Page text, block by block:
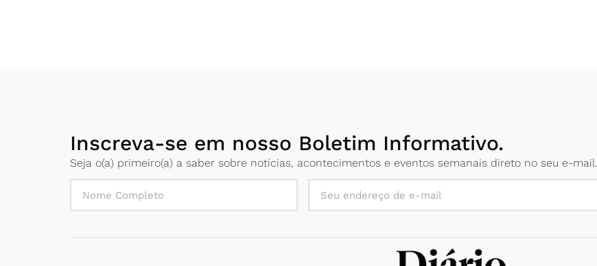
Inscreva-se em nosso Boletim Informativo.
Seja o(a) primeiro(a) a saber sobre notícias, acontecimentos e eventos semanais direto no seu e-mail.